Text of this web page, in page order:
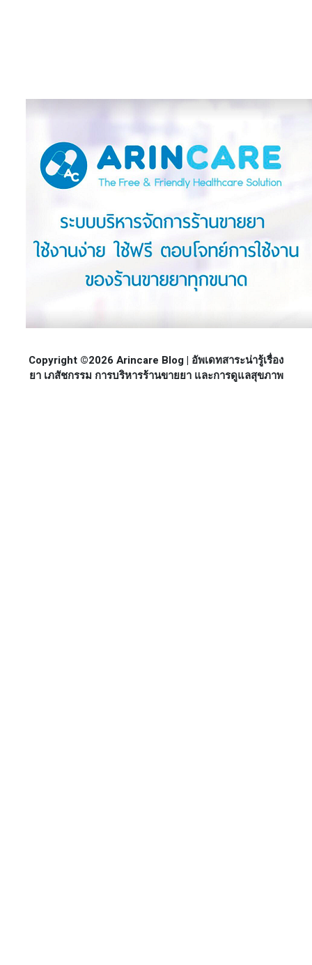
Copyright ©2026 Arincare Blog | อัพเดทสาระน่ารู้เรื่อง
ยา เภสัชกรรม การบริหารร้านขายยา และการดูแลสุขภาพ